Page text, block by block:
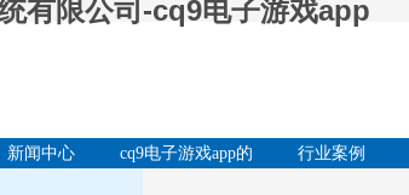
有限公司-cq9电子游戏app
新闻中心
cq9电子游戏app的
行业案例